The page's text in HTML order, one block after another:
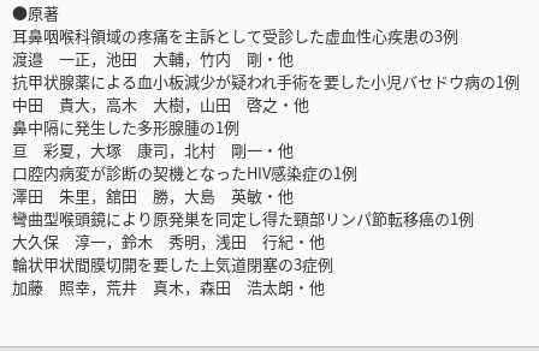
●原著
耳鼻咽喉科領域の疼痛を主訴として受診した虚血性心疾患の3例
渡邉 一正，池田 大輔，竹内 剛・他
抗甲状腺薬による血小板減少が疑われ手術を要した小児バセドウ病の1例
中田 貴大，高木 大樹，山田 啓之・他
鼻中隔に発生した多形腺腫の1例
亘 彩夏，大塚 康司，北村 剛一・他
口腔内病変が診断の契機となったHIV感染症の1例
澤田 朱里，舘田 勝，大島 英敏・他
彎曲型喉頭鏡により原発巣を同定し得た頸部リンパ節転移癌の1例
大久保 淳一，鈴木 秀明，浅田 行紀・他
輪状甲状間膜切開を要した上気道閉塞の3症例
加藤 照幸，荒井 真木，森田 浩太朗・他